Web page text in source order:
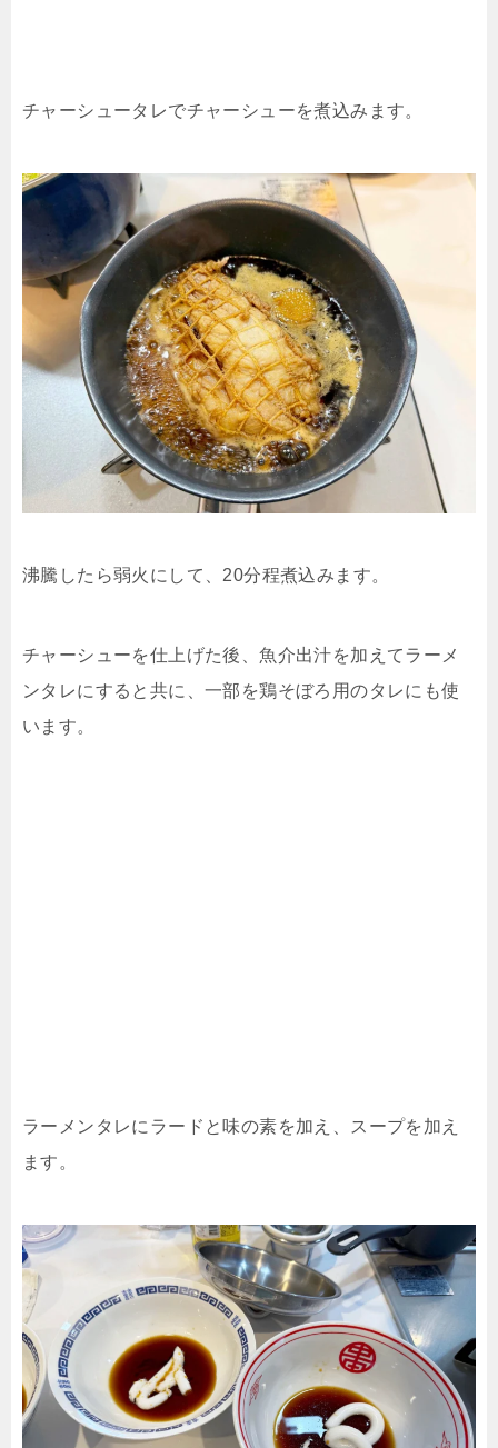
チャーシュータレでチャーシューを煮込みます。
沸騰したら弱火にして、 20分程煮込みます。
チャーシューを仕上げた後、魚介出汁を加えてラーメ
ンタレにすると共に、一部を鶏そぼろ用のタレにも使
います。
ラーメンタレにラードと味の素を加え、スープを加え
ます。